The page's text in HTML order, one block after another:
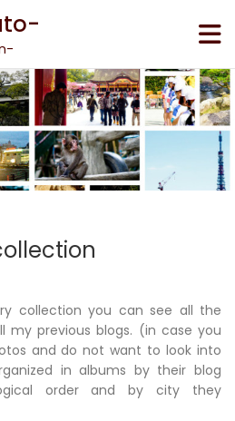
collection you can see all the
previous blogs. (in case you
and do not want to look into
in albums by their blog
order and by city they